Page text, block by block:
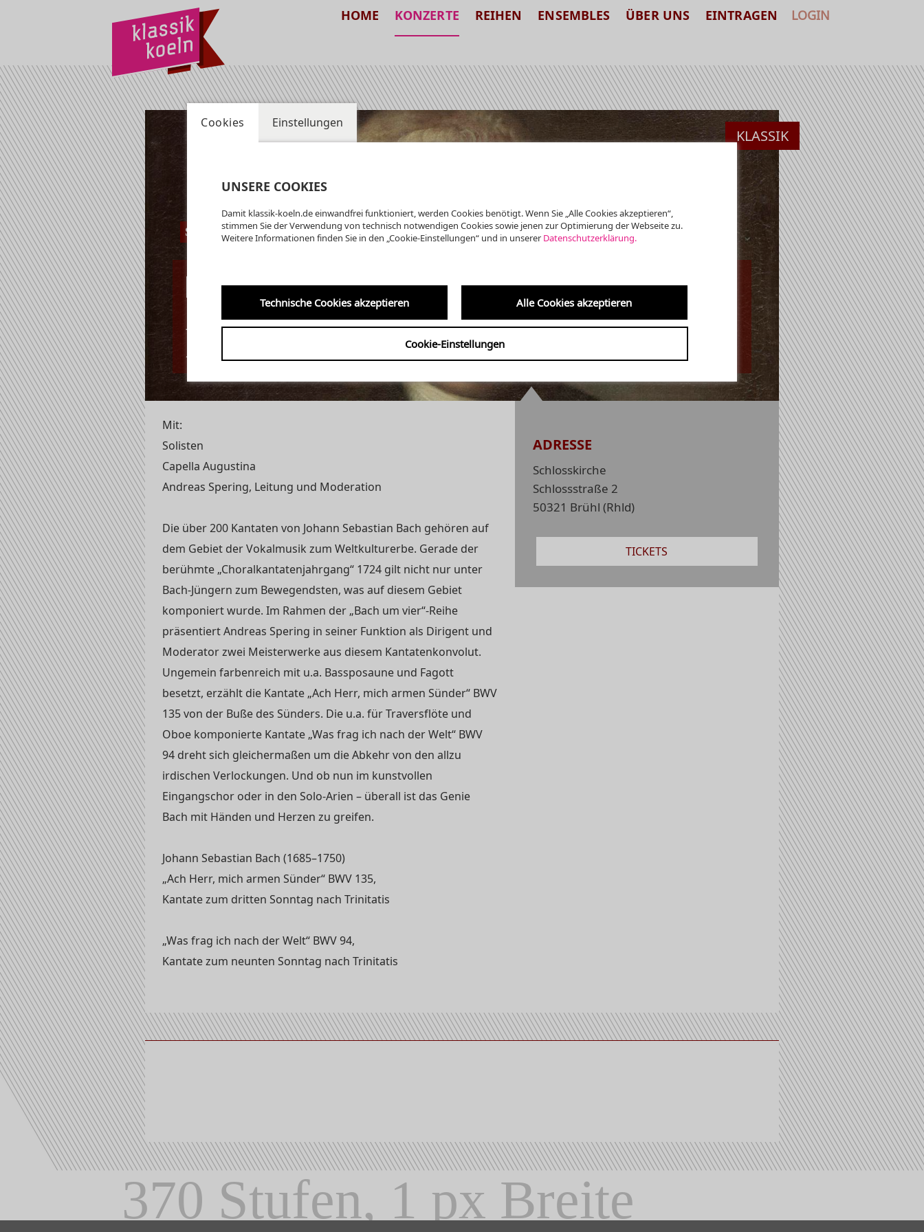
HOME KONZERTE REIHEN ENSEMBLES ÜBER UNS EINTRAGEN LOGIN
KLASSIK
Schlosskirche
08.02.2026 | 16:00 UHR
Brühler Schlosskonzerte | Bach um vier:
„Weltkulturerbe anno 1724“
Mit:
Solisten
Capella Augustina
Andreas Spering, Leitung und Moderation
Die über 200 Kantaten von Johann Sebastian Bach gehören auf
dem Gebiet der Vokalmusik zum Weltkulturerbe. Gerade der
berühmte „Choralkantatenjahrgang“ 1724 gilt nicht nur unter
Bach-Jüngern zum Bewegendsten, was auf diesem Gebiet
komponiert wurde. Im Rahmen der „Bach um vier“-Reihe
präsentiert Andreas Spering in seiner Funktion als Dirigent und
Moderator zwei Meisterwerke aus diesem Kantatenkonvolut.
Ungemein farbenreich mit u.a. Bassposaune und Fagott
besetzt, erzählt die Kantate „Ach Herr, mich armen Sünder“ BWV
135 von der Buße des Sünders. Die u.a. für Traversflöte und
Oboe komponierte Kantate „Was frag ich nach der Welt“ BWV
94 dreht sich gleichermaßen um die Abkehr von den allzu
irdischen Verlockungen. Und ob nun im kunstvollen
Eingangschor oder in den Solo-Arien – überall ist das Genie
Bach mit Händen und Herzen zu greifen.
Johann Sebastian Bach (1685–1750)
„Ach Herr, mich armen Sünder“ BWV 135,
Kantate zum dritten Sonntag nach Trinitatis
„Was frag ich nach der Welt“ BWV 94,
Kantate zum neunten Sonntag nach Trinitatis
ADRESSE
Schlosskirche
Schlossstraße 2
50321 Brühl (Rhld)
TICKETS
Cookies Einstellungen
UNSERE COOKIES
Damit klassik-koeln.de einwandfrei funktioniert, werden Cookies benötigt. Wenn Sie „Alle Cookies akzeptieren“,
stimmen Sie der Verwendung von technisch notwendigen Cookies sowie jenen zur Optimierung der Webseite zu.
Weitere Informationen finden Sie in den „Cookie-Einstellungen“ und in unserer Datenschutzerklärung.
Technische Cookies akzeptieren Alle Cookies akzeptieren
Cookie-Einstellungen